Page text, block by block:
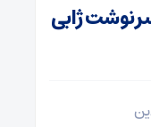
سرنوشت ژابی